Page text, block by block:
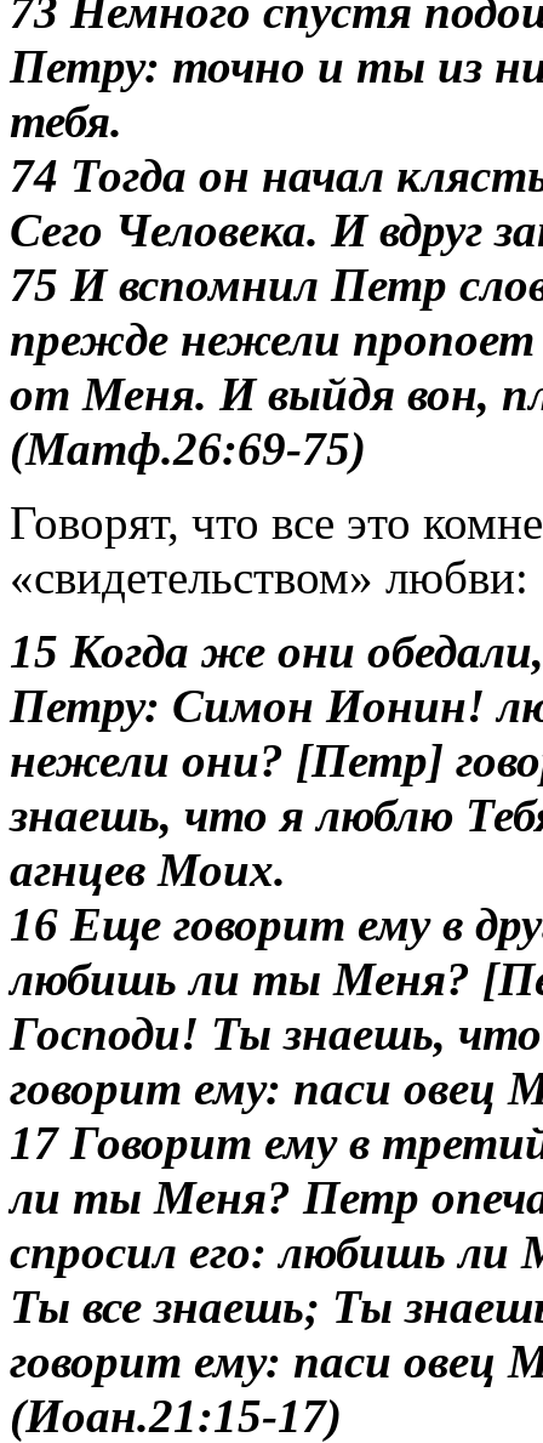
73 Немного спустя
Петру: точно и ты из
тебя.
74 Тогда он начал
Сего Человека. И вдруг
75 И вспомнил Петр
прежде нежели
от Меня. И выйдя вон,
(Матф.26:69-75)
Говорят, что все это
«свидетельством» любви:
15 Когда же они
Петру: Симон Ионин!
нежели они? [Петр]
знаешь, что я люблю
агнцев Моих.
16 Еще говорит ему в
любишь ли ты Меня?
Господи! Ты знаешь,
говорит ему: паси овец
17 Говорит ему в
ли ты Меня? Петр
спросил его: любишь ли
Ты все знаешь; Ты
говорит ему: паси овец
(Иоан.21:15-17)